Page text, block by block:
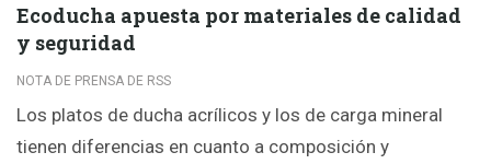
Ecoducha apuesta por materiales de calidad
y seguridad
NOTA DE PRENSA DE RSS
Los platos de ducha acrílicos y los de carga mineral
tienen diferencias en cuanto a composición y